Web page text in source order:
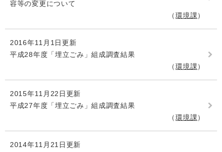
容等の変更について
環境課
2016年11月1日更新
平成28年度「埋立ごみ」組成調査結果
環境課
2015年11月22日更新
平成27年度「埋立ごみ」組成調査結果
環境課
2014年11月21日更新